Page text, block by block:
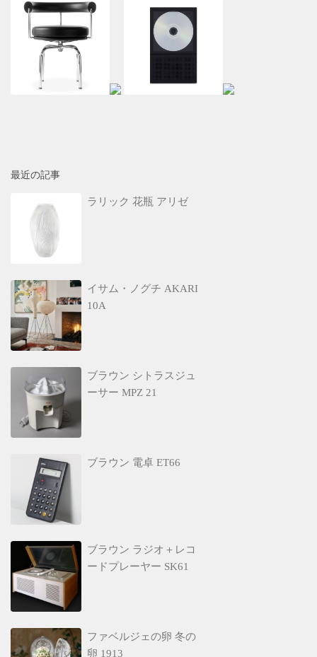
最近の記事
ラリック 花瓶 アリゼ
イサム・ノグチ AKARI
10A
ブラウン シトラスジュ
ーサー MPZ 21
ブラウン 電卓 ET66
ブラウン ラジオ＋レコ
ードプレーヤー SK61
ファベルジェの卵 冬の
卵 1913